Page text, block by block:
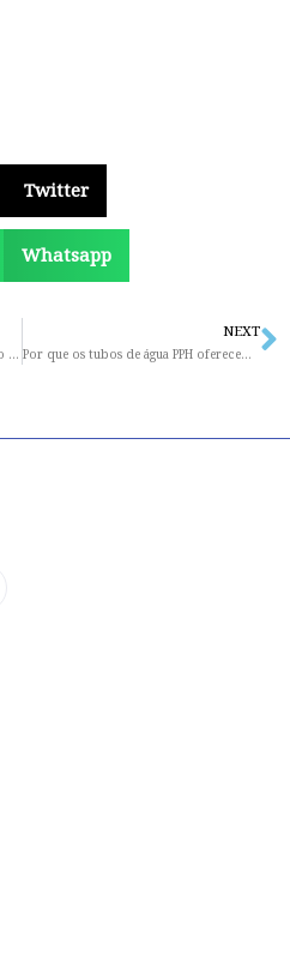
Twitter
Whatsapp
como afrouxar uma conexão de tubo de pvc?
NEXT
Por que os tubos de água PPH oferecem uma vantagem competitiva?